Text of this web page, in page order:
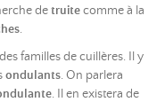
detruitecomme à la
.
familles de cuillères. Il y
ondulants. On parlera
. Il en existera de